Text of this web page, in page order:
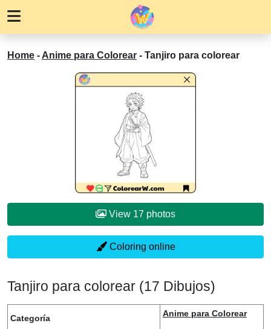
Home - Anime para Colorear - Tanjiro para colorear
View 17 photos
Coloring online
Tanjiro para colorear (17 Dibujos)
Categoría Anime para Colorear